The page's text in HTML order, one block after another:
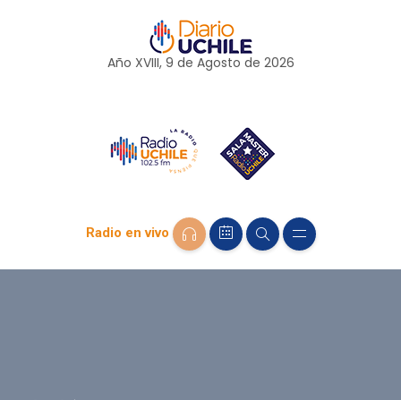
Año XVIII, 9 de Agosto de 2026
Radio en vivo